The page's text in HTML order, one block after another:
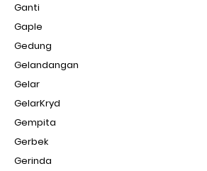
Ganti
Gaple
Gedung
Gelandangan
Gelar
GelarKryd
Gempita
Gerbek
Gerinda